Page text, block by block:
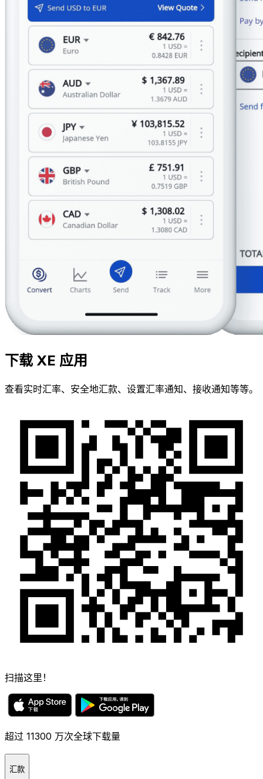
下载 XE 应用
查看实时汇率、安全地汇款、设置汇率通知、接收通知等等。
扫描这里！
超过 11300 万次全球下载量
汇款